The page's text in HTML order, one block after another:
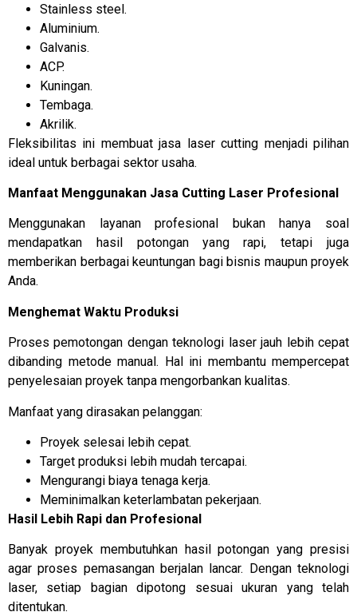
Stainless steel.
Aluminium.
Galvanis.
ACP.
Kuningan.
Tembaga.
Akrilik.
Fleksibilitas ini membuat jasa laser cutting menjadi pilihan
ideal untuk berbagai sektor usaha.
Manfaat Menggunakan Jasa Cutting Laser Profesional
Menggunakan layanan profesional bukan hanya soal
mendapatkan hasil potongan yang rapi, tetapi juga
memberikan berbagai keuntungan bagi bisnis maupun proyek
Anda.
Menghemat Waktu Produksi
Proses pemotongan dengan teknologi laser jauh lebih cepat
dibanding metode manual. Hal ini membantu mempercepat
penyelesaian proyek tanpa mengorbankan kualitas.
Manfaat yang dirasakan pelanggan:
Proyek selesai lebih cepat.
Target produksi lebih mudah tercapai.
Mengurangi biaya tenaga kerja.
Meminimalkan keterlambatan pekerjaan.
Hasil Lebih Rapi dan Profesional
Banyak proyek membutuhkan hasil potongan yang presisi
agar proses pemasangan berjalan lancar. Dengan teknologi
laser, setiap bagian dipotong sesuai ukuran yang telah
ditentukan.